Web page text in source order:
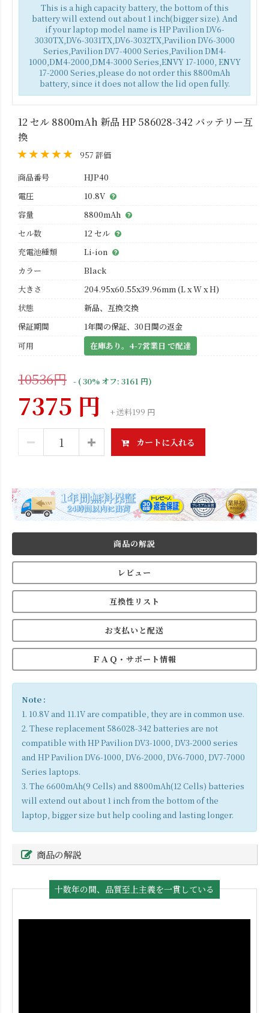
This is a high capacity battery, the bottom of this
battery will extend out about 1 inch(bigger size). And
if your laptop model name is HP Pavilion DV6-
3030TX,DV6-3031TX,DV6-3032TX,Pavilion DV6-3000
Series,Pavilion DV7-4000 Series,Pavilion DM4-
1000,DM4-2000,DM4-3000 Series,ENVY 17-1000, ENVY
17-2000 Series,please do not order this 8800mAh
battery, since it does not allow the lid open fully.
12 セル 8800mAh 新品 HP 586028-342 バッテリー互
換
957 評価
商品番号
HJP40
電圧
10.8V
容量
8800mAh
セル数
12 セル
充電池種類
Li-ion
カラー
Black
大きさ
204.95x60.55x39.96mm (L x W x H)
状態
新品、互換交換
保証期間
1年間の保証、30日間の返金
可用
在庫あり。4-7営業日 で配達
10536円 - ( 30% オフ: 3161 円)
7375 円 + 送料199 円
カートに入れる
商品の解説
レビュー
互換性リスト
お支払いと配送
ＦＡＱ・サポート情報
Note :
1. 10.8V and 11.1V are compatible, they are in common use.
2. These replacement 586028-342 batteries are not
compatible with HP Pavilion DV3-1000, DV3-2000 series
and HP Pavilion DV6-1000, DV6-2000, DV6-7000, DV7-7000
Series laptops.
3. The 6600mAh(9 Cells) and 8800mAh(12 Cells) batteries
will extend out about 1 inch from the bottom of the
laptop, bigger size but help cooling and lasting longer.
商品の解説
十数年の間、品質至上主義を一貫している